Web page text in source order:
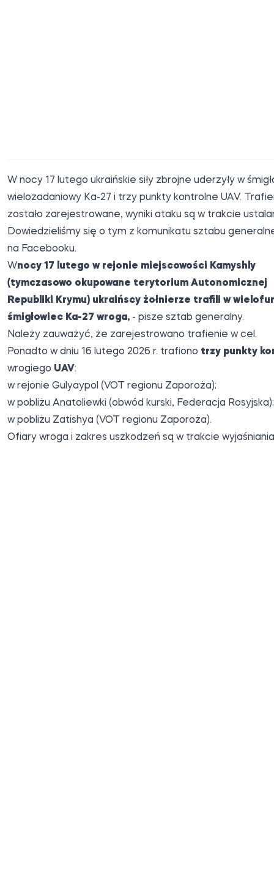
W nocy 17 lutego ukraińskie siły zbrojne uderzyły w
wielozadaniowy Ka-27 i trzy punkty kontrolne UAV.
zostało zarejestrowane, wyniki ataku są w trakcie
Dowiedzieliśmy się o tym z komunikatu sztabu
na Facebooku.
Wnocy 17 lutego w rejonie miejscowości Kamyshly
(tymczasowo okupowane terytorium Autonomicznej
Republiki Krymu) ukraińscy żołnierze trafili w
śmigłowiec Ka-27 wroga, - pisze sztab generalny.
Należy zauważyć, że zarejestrowano trafienie w cel.
Ponadto w dniu 16 lutego 2026 r. trafiono trzy punkty
wrogiego UAV:
w rejonie Gulyaypol (VOT regionu Zaporoża);
w pobliżu Anatoliewki (obwód kurski, Federacja Rosyjska);
w pobliżu Zatishya (VOT regionu Zaporoża).
Ofiary wroga i zakres uszkodzeń są w trakcie